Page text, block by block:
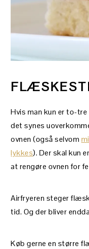
Hvis man kun er to-tre
det synes
ovnen (også selvom
lykkes). Der skal kun
at rengøre ovnen for
Airfryeren steger
tid. Og der bliver
Køb gerne en større